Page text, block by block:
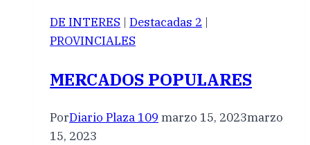
DE INTERES | Destacadas 2 |
PROVINCIALES
MERCADOS POPULARES
PorDiario Plaza 109 marzo 15, 2023marzo
15, 2023